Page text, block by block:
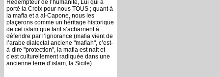
Rédempteur de l’humanité, Lui qui a
porté la Croix pour nous TOUS ; quant à
la mafia et à al-Capone, nous les
plaçerons comme un héritage historique
de cet islam que tant s’acharnent à
défendre par l’ignorance (mafia vient de
l’arabe dialectal anciene "mafiah", c’est-
à-dire "protection", la mafia est nait et
c’est culturellement radiquée dans une
ancienne terre d’islam, la Sicile)